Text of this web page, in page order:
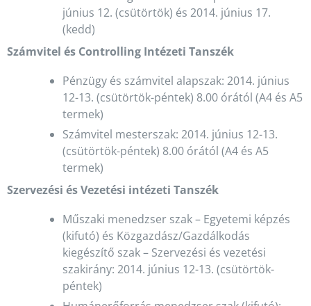
június 12. (csütörtök) és 2014. június 17.
(kedd)
Számvitel és Controlling Intézeti Tanszék
Pénzügy és számvitel alapszak: 2014. június
12-13. (csütörtök-péntek) 8.00 órától (A4 és A5
termek)
Számvitel mesterszak: 2014. június 12-13.
(csütörtök-péntek) 8.00 órától (A4 és A5
termek)
Szervezési és Vezetési intézeti Tanszék
Műszaki menedzser szak – Egyetemi képzés
(kifutó) és Közgazdász/Gazdálkodás
kiegészítő szak – Szervezési és vezetési
szakirány: 2014. június 12-13. (csütörtök-
péntek)